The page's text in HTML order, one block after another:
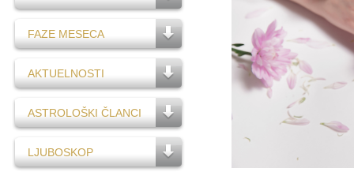
FAZE MESECA
AKTUELNOSTI
ASTROLOŠKI ČLANCI
LJUBOSKOP